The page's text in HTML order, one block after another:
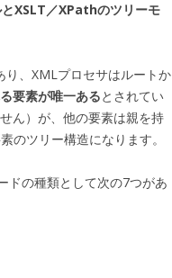
XSLT／XPathのツリーモ
、XMLプロセサはルートか
要素が唯一あるとされてい
ん）が、他の要素は親を持
のツリー構造になります。
ドの種類として次の7つがあ